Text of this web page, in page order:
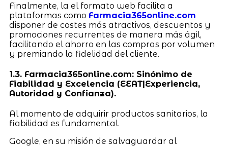
Finalmente, la el formato web facilita a
plataformas como Farmacia365online.com
disponer de costes más atractivos, descuentos y
promociones recurrentes de manera más ágil,
facilitando el ahorro en las compras por volumen
y premiando la fidelidad del cliente.
1.3. Farmacia365online.com: Sinónimo de
Fiabilidad y Excelencia (EEAT|Experiencia,
Autoridad y Confianza).
Al momento de adquirir productos sanitarios, la
fiabilidad es fundamental.
Google, en su misión de salvaguardar al